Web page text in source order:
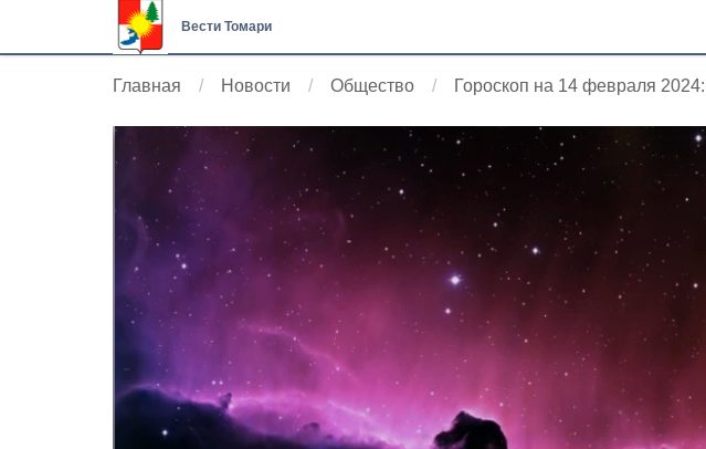
Вести Томари
Главная Новости Общество Гороскоп на 14 февраля